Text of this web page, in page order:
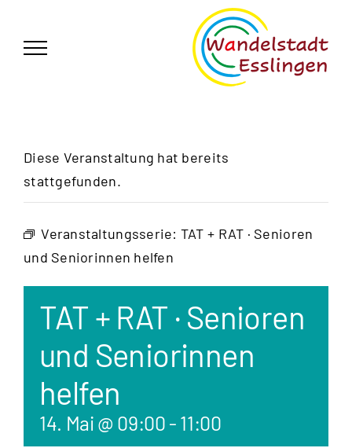
springen
Diese Veranstaltung hat bereits
stattgefunden.
Veranstaltungsserie: TAT + RAT · Senioren
und Seniorinnen helfen
TAT + RAT · Senioren
und Seniorinnen
helfen
14. Mai @ 09:00 - 11:00